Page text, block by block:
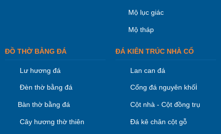
Mộ lục giác
Mộ tháp
ĐỒ THỜ BẰNG ĐÁ
Lư hương đá
Đèn thờ bằng đá
Bàn thờ bằng đá
Cây hương thờ thiên
ĐÁ KIÊN TRÚC NHÀ CỔ
Lan can đá
Cổng đá nguyên khối
Cột nhà - Cột đồng trụ
Đá kê chân cột gỗ